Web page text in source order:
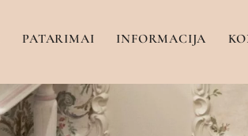
PATARIMAI INFORMACIJA